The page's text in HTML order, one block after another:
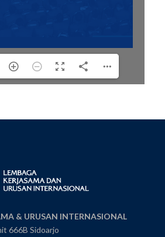
& URUSAN INTERNASIONAL
666B Sidoarjo